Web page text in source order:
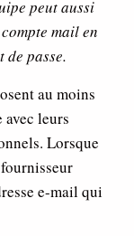
peut aussi
mail en
de passe.
au moins
leurs
Lorsque
e-mail qui